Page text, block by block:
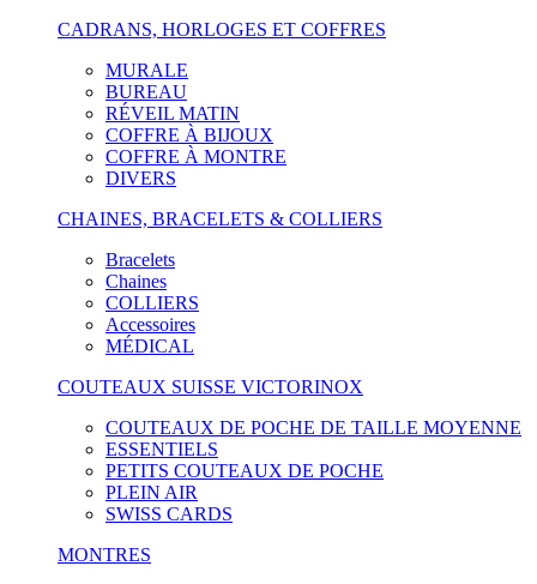
CADRANS, HORLOGES ET COFFRES
MURALE
BUREAU
RÉVEIL MATIN
COFFRE À BIJOUX
COFFRE À MONTRE
DIVERS
CHAINES, BRACELETS & COLLIERS
Bracelets
Chaines
COLLIERS
Accessoires
MÉDICAL
COUTEAUX SUISSE VICTORINOX
COUTEAUX DE POCHE DE TAILLE MOYENNE
ESSENTIELS
PETITS COUTEAUX DE POCHE
PLEIN AIR
SWISS CARDS
MONTRES